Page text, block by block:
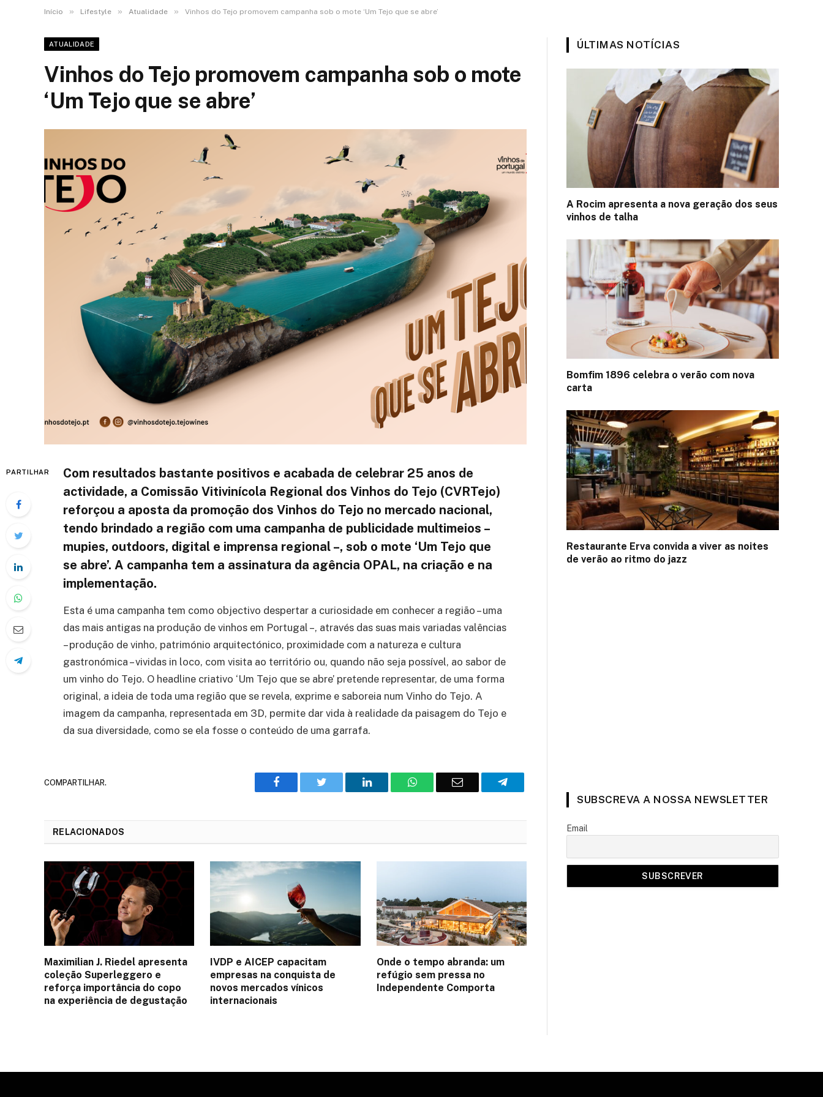
Início » Lifestyle » Atualidade » Vinhos do Tejo promovem campanha sob o mote ‘Um Tejo que se abre’
ATUALIDADE
Vinhos do Tejo promovem campanha sob o mote
‘Um Tejo que se abre’
PARTILHAR
Com resultados bastante positivos e acabada de celebrar 25 anos de
actividade, a Comissão Vitivinícola Regional dos Vinhos do Tejo (CVRTejo)
reforçou a aposta da promoção dos Vinhos do Tejo no mercado nacional,
tendo brindado a região com uma campanha de publicidade multimeios –
mupies, outdoors, digital e imprensa regional –, sob o mote ‘Um Tejo que
se abre’. A campanha tem a assinatura da agência OPAL, na criação e na
implementação.
Esta é uma campanha tem como objectivo despertar a curiosidade em conhecer a região – uma
das mais antigas na produção de vinhos em Portugal –, através das suas mais variadas valências
– produção de vinho, património arquitectónico, proximidade com a natureza e cultura
gastronómica – vividas in loco, com visita ao território ou, quando não seja possível, ao sabor de
um vinho do Tejo. O headline criativo ‘Um Tejo que se abre’ pretende representar, de uma forma
original, a ideia de toda uma região que se revela, exprime e saboreia num Vinho do Tejo. A
imagem da campanha, representada em 3D, permite dar vida à realidade da paisagem do Tejo e
da sua diversidade, como se ela fosse o conteúdo de uma garrafa.
COMPARTILHAR. Facebook Twitter
O
WhatsAppE-
Telegrama
RELACIONADOS
Maximilian J. Riedel apresenta
coleção Superleggero e
reforça importância do copo
na experiência de degustação
IVDP e AICEP capacitam
empresas na conquista de
novos mercados vínicos
internacionais
Onde o tempo abranda: um
refúgio sem pressa no
Independente Comporta
ÚLTIMAS NOTÍCIAS
A Rocim apresenta a nova geração dos seus
vinhos de talha
Bomfim 1896 celebra o verão com nova
carta
Restaurante Erva convida a viver as noites
de verão ao ritmo do jazz
SUBSCREVA A NOSSA NEWSLETTER
Email